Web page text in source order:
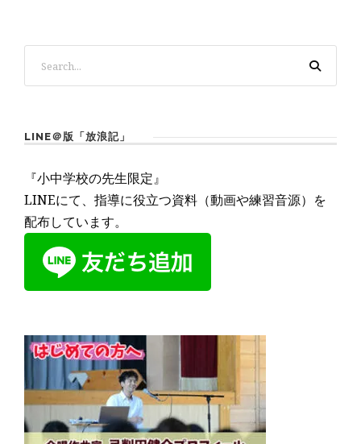
LINE＠版「放浪記」
『小中学校の先生限定』
LINEにて、指導に役立つ資料（動画や練習音源）を
配布しています。